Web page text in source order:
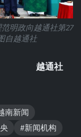
明政向越通社第27
自越通社
越通社
南新闻
#新闻机构